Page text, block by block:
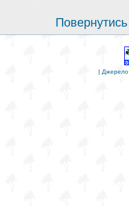
Повернутись
| Джерело